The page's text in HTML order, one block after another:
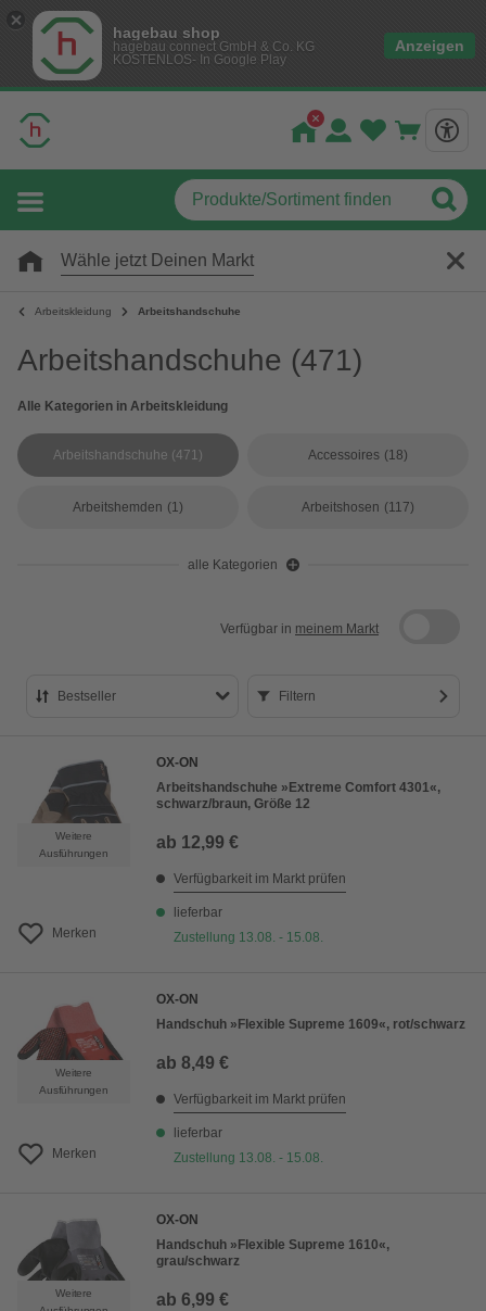
hagebau shop
hagebau connect GmbH & Co. KG
KOSTENLOS- In Google Play
Anzeigen
Wähle jetzt Deinen Markt
Arbeitskleidung Arbeitshandschuhe
Arbeitshandschuhe (471)
Alle Kategorien in Arbeitskleidung
Arbeitshandschuhe (471) Accessoires (18)
Arbeitshemden (1) Arbeitshosen (117)
alle Kategorien
Verfügbar in meinem Markt
Bestseller
Preis aufsteigend
Preis absteigend
Bewertung
Filtern
Weitere
Ausführungen
Merken
OX-ON
Arbeitshandschuhe »Extreme Comfort 4301«,
schwarz/braun, Größe 12
ab 12,99 €
Verfügbarkeit im Markt prüfen
lieferbar
Zustellung 13.08. - 15.08.
Weitere
Ausführungen
Merken
OX-ON
Handschuh »Flexible Supreme 1609«, rot/schwarz
ab 8,49 €
Verfügbarkeit im Markt prüfen
lieferbar
Zustellung 13.08. - 15.08.
Weitere
OX-ON
Handschuh »Flexible Supreme 1610«,
grau/schwarz
ab 6,99 €